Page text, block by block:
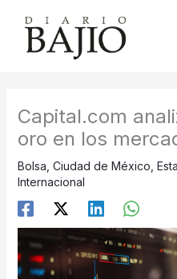
contenido
Capital.com
oro en los
Bolsa Ciudad de México
Internacional